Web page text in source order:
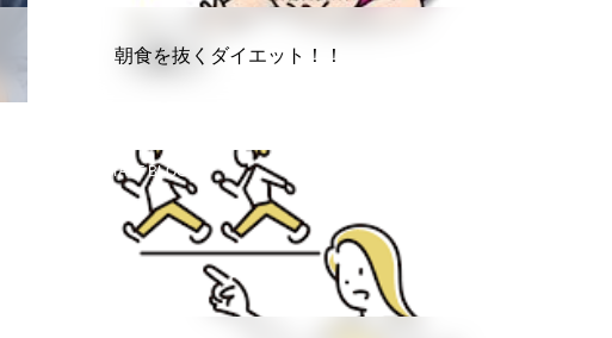
朝食を抜くダイエット！！
STAFF BLOG